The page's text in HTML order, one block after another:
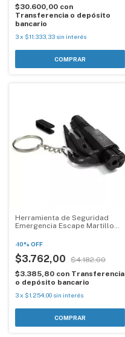
$30.600,00 con
Transferencia o depósito
bancario
3x $11.333,33 sin interés
Herramienta de Seguridad
Emergencia Escape Martillo
-10% OFF
$3.762,00
$4.182,00
$3.385,80 con Transferencia
o depósito bancario
3x $1.254,00 sin interés